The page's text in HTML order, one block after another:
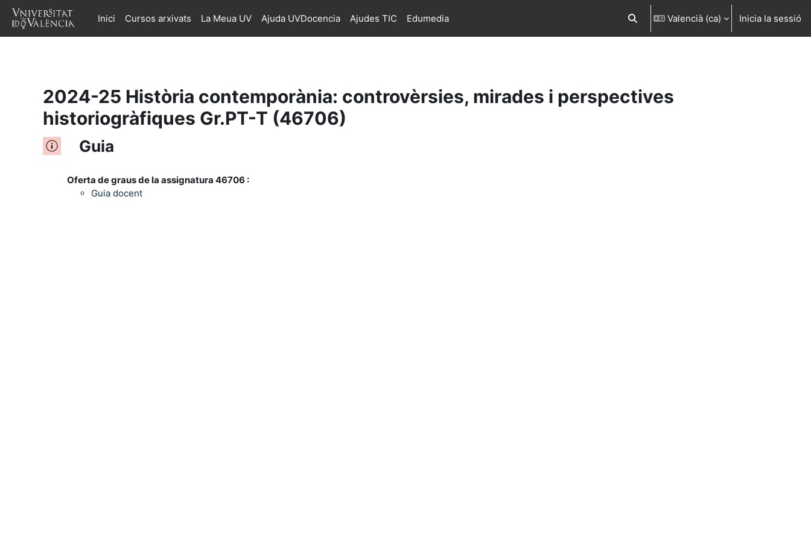
Ves al contingut principalInici Cursos arxivats La Meua UV Ajuda UVDocencia Ajudes TIC Edumedia Commuta l'entrada de la cerca
Valencià ‎(ca)‎ Inicia la sessió
2024-25 Història contemporània: controvèrsies, mirades i perspectives
historiogràfiques Gr.PT-T (46706)
Guia
Oferta de graus de la assignatura 46706 :
Guia docent